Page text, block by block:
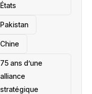
États
‎Pakistan
Chine
75 ans d’une
alliance
stratégique